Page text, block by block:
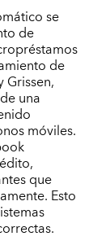
se
de
de
una
móviles.
que
Esto